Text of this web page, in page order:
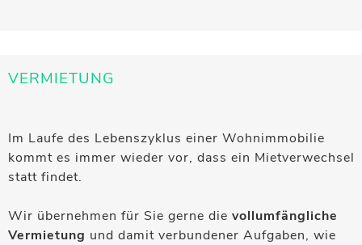
VERMIETUNG
Im Laufe des Lebenszyklus einer Wohnimmobilie
kommt es immer wieder vor, dass ein Mietverwechsel
statt findet.
Wir übernehmen für Sie gerne die vollumfängliche
Vermietung und damit verbundener Aufgaben, wie